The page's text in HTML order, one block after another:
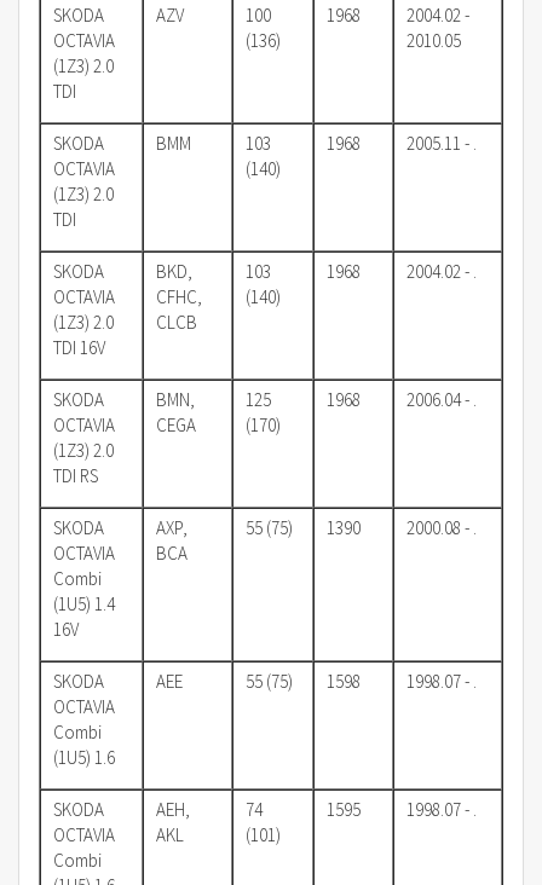
SKODA
OCTAVIA
(1Z3) 2.0
TDI
AZV
100
(136)
1968
2004.02 -
2010.05
SKODA
OCTAVIA
(1Z3) 2.0
TDI
BMM
103
(140)
1968 2005.11 - .
SKODA
OCTAVIA
(1Z3) 2.0
TDI 16V
BKD,
CFHC,
CLCB
103
(140)
1968 2004.02 - .
SKODA
OCTAVIA
(1Z3) 2.0
TDI RS
BMN,
CEGA
125
(170)
1968 2006.04 - .
SKODA
OCTAVIA
Combi
(1U5) 1.4
16V
AXP,
BCA
55 (75) 1390 2000.08 - .
SKODA
OCTAVIA
Combi
(1U5) 1.6
AEE 55 (75) 1598 1998.07 - .
SKODA
OCTAVIA
Combi
AEH,
AKL
74
(101)
1595 1998.07 - .